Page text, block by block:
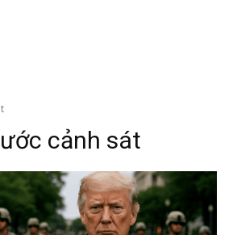
cảnh sát